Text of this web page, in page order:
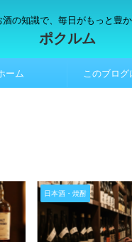
酒の知識で、毎日がもっと豊
ポクルム
ーム このブロ
日本酒・焼酎